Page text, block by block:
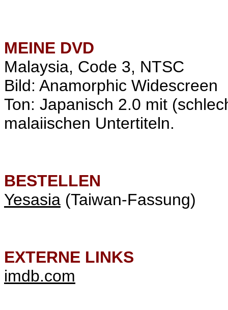
MEINE DVD
Malaysia, Code 3, NTSC
Bild: Anamorphic Widescreen
Ton: Japanisch 2.0 mit
malaiischen Untertiteln.
BESTELLEN
Yesasia (Taiwan-Fassung)
EXTERNE LINKS
imdb.com